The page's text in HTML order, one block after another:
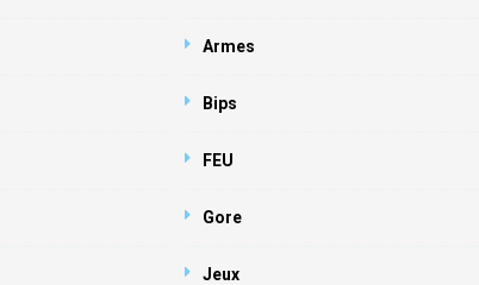
Armes
Bips
FEU
Gore
Jeux